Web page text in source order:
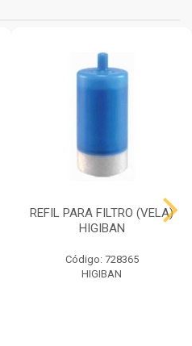
REFIL PARA FILTRO (VELA)
HIGIBAN
Código: 728365
HIGIBAN